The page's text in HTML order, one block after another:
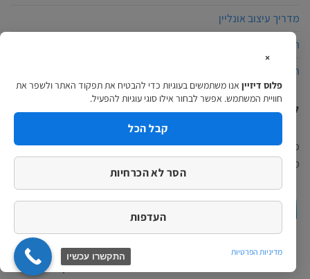
מדריך עיצוב אונליין
הצהרת נגישות
תקנון האתר
למה לבחור פלוס דיזיין?
פלוס דיזיין הינה חברת הדפוס המתקדמת בארץ, באתרינו תוכלו למצוא
מגוון מוצרים ומערכת עיצוב אונליין מקצועית ופשוטה…
המשך לקרוא >
בית דפוס פלוס דיזיין
×
פלוס דיזיין אנו משתמשים בעוגיות כדי להבטיח את תפקוד האתר ולשפר את
חוויית המשתמש. אפשר לבחור אילו סוגי עוגיות להפעיל.
קבל הכל
הסר לא הכרחיות
העדפות
מדיניות הפרטיות התקשרו עכשיו